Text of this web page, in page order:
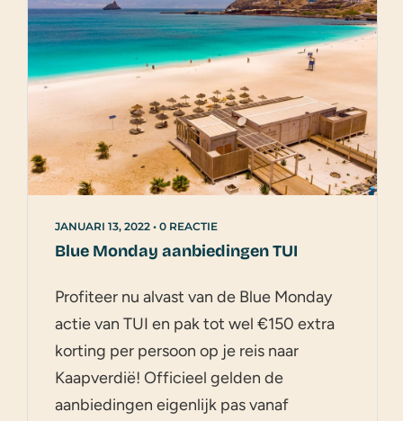
JANUARI 13, 2022 • 0 REACTIE
Blue Monday aanbiedingen TUI
Profiteer nu alvast van de Blue Monday
actie van TUI en pak tot wel €150 extra
korting per persoon op je reis naar
Kaapverdië! Officieel gelden de
aanbiedingen eigenlijk pas vanaf